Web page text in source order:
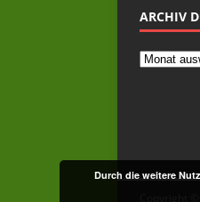
ARCHIV
Durch die weitere